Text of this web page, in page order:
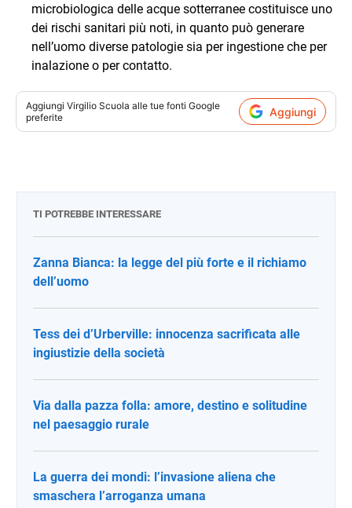
microbiologica delle acque sotterranee costituisce uno
dei rischi sanitari più noti, in quanto può generare
nell’uomo diverse patologie sia per ingestione che per
inalazione o per contatto.
Aggiungi Virgilio Scuola alle tue fonti Google
preferite
Aggiungi
TI POTREBBE INTERESSARE
Zanna Bianca: la legge del più forte e il richiamo
dell’uomo
Tess dei d’Urberville: innocenza sacrificata alle
ingiustizie della società
Via dalla pazza folla: amore, destino e solitudine
nel paesaggio rurale
La guerra dei mondi: l’invasione aliena che
smaschera l’arroganza umana